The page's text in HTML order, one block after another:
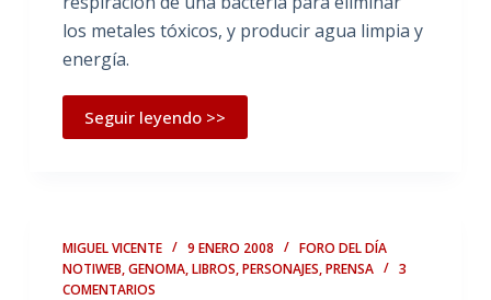
los metales tóxicos, y producir agua limpia y
energía.
Seguir leyendo >>
MIGUEL VICENTE 9 ENERO 2008
FORO DEL DÍA
NOTIWEB,GENOMA,LIBROS,PERSONAJES,PRENSA
3
COMENTARIOS